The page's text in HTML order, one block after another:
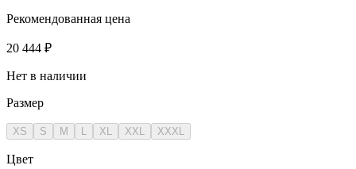
Рекомендованная цена
20 444 ₽
Нет в наличии
Размер
XS S M L XL XXL XXXL
Цвет